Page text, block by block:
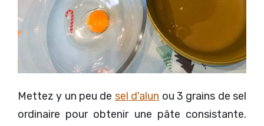
Mettez y un peu de sel d'alun ou 3 grains de sel
ordinaire pour obtenir une pâte consistante.